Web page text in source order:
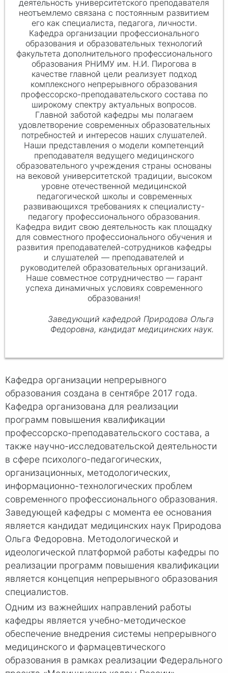
деятельность университетского преподавателя
неотъемлемо связана с постоянным развитием
его как специалиста, педагога, личности.
Кафедра организации профессионального
образования и образовательных технологий
факультета дополнительного профессионального
образования РНИМУ им. Н.И. Пирогова в
качестве главной цели реализует подход
комплексного непрерывного образования
профессорско-преподавательского состава по
широкому спектру актуальных вопросов.
Главной заботой кафедры мы полагаем
удовлетворение современных образовательных
потребностей и интересов наших слушателей.
Наши представления о модели компетенций
преподавателя ведущего медицинского
образовательного учреждения страны основаны
на вековой университетской традиции, высоком
уровне отечественной медицинской
педагогической школы и современных
развивающихся требованиях к специалисту-
педагогу профессионального образования.
Кафедра видит свою деятельность как площадку
для совместного профессионального обучения и
развития преподавателей-сотрудников кафедры
и слушателей — преподавателей и
руководителей образовательных организаций.
Наше совместное сотрудничество — гарант
успеха динамичных условиях современного
образования!
Заведующий кафедрой Природова Ольга
Федоровна, кандидат медицинских наук.
Кафедра организации непрерывного
образования создана в сентябре 2017 года.
Кафедра организована для реализации
программ повышения квалификации
профессорско-преподавательского состава, а
также научно-исследовательской деятельности
в сфере психолого-педагогических,
организационных, методологических,
информационно-технологических проблем
современного профессионального образования.
Заведующей кафедры с момента ее основания
является кандидат медицинских наук Природова
Ольга Федоровна. Методологической и
идеологической платформой работы кафедры по
реализации программ повышения квалификации
является концепция непрерывного образования
специалистов.
Одним из важнейших направлений работы
кафедры является учебно-методическое
обеспечение внедрения системы непрерывного
медицинского и фармацевтического
образования в рамках реализации Федерального